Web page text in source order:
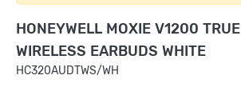
HONEYWELL MOXIE V1200 TRUE
WIRELESS EARBUDS WHITE
HC320AUDTWS/WH